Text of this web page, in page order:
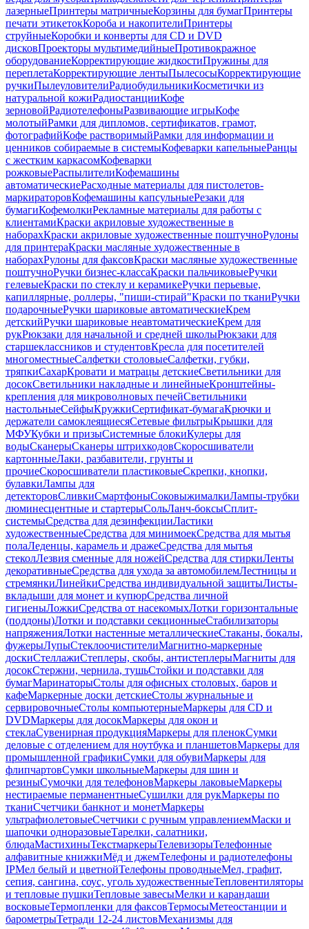
лазерныеПринтеры матричныеКорзины для бумагПринтеры
печати этикетокКороба и накопителиПринтеры
струйныеКоробки и конверты для CD и DVD
дисковПроекторы мультимедийныеПротивокражное
оборудованиеКорректирующие жидкостиПружины для
переплетаКорректирующие лентыПылесосыКорректирующие
ручкиПылеуловителиРадиобудильникиКосметички из
натуральной кожиРадиостанцииКофе
зерновойРадиотелефоныРазвивающие игрыКофе
молотыйРамки для дипломов, сертификатов, грамот,
фотографийКофе растворимыйРамки для информации и
ценников собираемые в системыКофеварки капельныеРанцы
с жестким каркасомКофеварки
рожковыеРаспылителиКофемашины
автоматическиеРасходные материалы для пистолетов-
маркираторовКофемашины капсульныеРезаки для
бумагиКофемолкиРекламные материалы для работы с
клиентамиКраски акриловые художественные в
наборахКраски акриловые художественные поштучноРулоны
для принтераКраски масляные художественные в
наборахРулоны для факсовКраски масляные художественные
поштучноРучки бизнес-классаКраски пальчиковыеРучки
гелевыеКраски по стеклу и керамикеРучки перьевые,
капиллярные, роллеры, "пиши-стирай"Краски по тканиРучки
подарочныеРучки шариковые автоматическиеКрем
детскийРучки шариковые неавтоматическиеКрем для
рукРюкзаки для начальной и средней школыРюкзаки для
старшеклассников и студентовКресла для посетителей
многоместныеСалфетки столовыеСалфетки, губки,
тряпкиСахарКровати и матрацы детскиеСветильники для
досокСветильники накладные и линейныеКронштейны-
крепления для микроволновых печейСветильники
настольныеСейфыКружкиСертификат-бумагаКрючки и
держатели самоклеящиесяСетевые фильтрыКрышки для
МФУКубки и призыСистемные блокиКулеры для
водыСканерыСканеры штрихкодовСкоросшиватели
картонныеЛаки, разбавители, грунты и
прочиеСкоросшиватели пластиковыеСкрепки, кнопки,
булавкиЛампы для
детекторовСливкиСмартфоныСоковыжималкиЛампы-трубки
люминесцентные и стартерыСольЛанч-боксыСплит-
системыСредства для дезинфекцииЛастики
художественныеСредства для минимоекСредства для мытья
полаЛеденцы, карамель и дражеСредства для мытья
стеколЛезвия сменные для ножейСредства для стиркиЛенты
декоративныеСредства для ухода за автомобилемЛестницы и
стремянкиЛинейкиСредства индивидуальной защитыЛисты-
вкладыши для монет и купюрСредства личной
гигиеныЛожкиСредства от насекомыхЛотки горизонтальные
(поддоны)Лотки и подставки секционныеСтабилизаторы
напряженияЛотки настенные металлическиеСтаканы, бокалы,
фужерыЛупыСтеклоочистителиМагнитно-маркерные
доскиСтеллажиСтеплеры, скобы, антистеплерыМагниты для
досокСтержни, чернила, тушьСтойки и подставки для
бумагМаринаторыСтолы для офисных столовых, баров и
кафеМаркерные доски детскиеСтолы журнальные и
сервировочныеСтолы компьютерныеМаркеры для CD и
DVDМаркеры для досокМаркеры для окон и
стеклаСувенирная продукцияМаркеры для пленокСумки
деловые с отделением для ноутбука и планшетовМаркеры для
промышленной графикиСумки для обувиМаркеры для
флипчартовСумки школьныеМаркеры для шин и
резиныСумочки для телефоновМаркеры лаковыеМаркеры
нестираемые перманентныеСушилки для рукМаркеры по
тканиСчетчики банкнот и монетМаркеры
ультрафиолетовыеСчетчики с ручным управлениемМаски и
шапочки одноразовыеТарелки, салатники,
блюдаМастихиныТекстмаркерыТелевизорыТелефонные
алфавитные книжкиМёд и джемТелефоны и радиотелефоны
IPМел белый и цветнойТелефоны проводныеМел, графит,
сепия, сангина, соус, уголь художественныеТепловентиляторы
и тепловые пушкиТепловые завесыМелки и карандаши
восковыеТермопленки для факсовТермосыМетеостанции и
барометрыТетради 12-24 листовМеханизмы для